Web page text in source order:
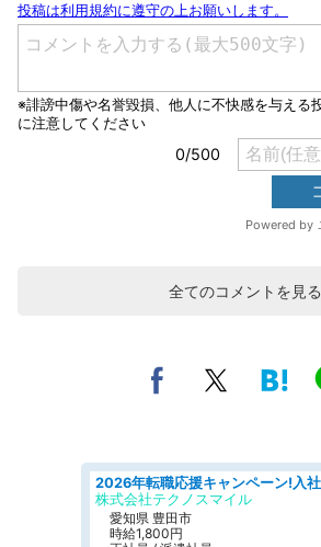
全てのコメントを見る
株式会社テクノスマイル
愛知県 豊田市
時給1,800円